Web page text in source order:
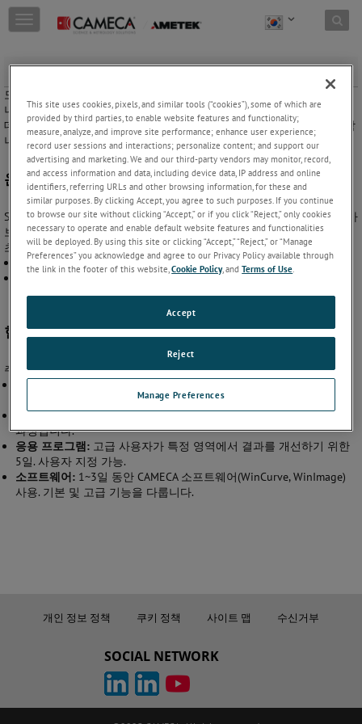
Skip to content
T
o
g
n
a
v
g
a
t
o
n
교육
모든 기기 및 경험 수준에 맞는 교육을 온라인 또는 실험실에서 제공합
니다. 우리의 목표는 장비를 효율적으로 작동하고 결과를 최적화하는
데 도움을 드리는 것입니다. CAMECA가 여러분의 학습 곡선을 가속화합
니다!
온라인 교육 - 손끝에서 지식을 얻으세요!
SIMS 또는 APT 기기의 주요 개념, 기술 및 응용 분야에 대해 자세히 알아
보세요. 필요에 맞는 매력적인 모듈로 자신의 속도에 맞춰 학습하세요.
초보자든 숙련된 사용자든 모두 만족할 수 있습니다!
SIMS 사용자를 위한 온라인 학습 플랫폼
APT 사용자를 위한 온라인 학습 플랫폼
현장 교육
주요 모듈은 다음과 같습니다:
기본 기기 작동:
신규 운영자를 위한 3~10일(보통 고객 사이트에서).
기본 작동 및 유지보수를 다룹니다.
유지보수 교육:숙련된 운영자가 분석 기술을 향상시키기 위한 5일
과정입니다.
응용 프로그램: 고급 사용자가 특정 영역에서 결과를 개선하기 위한
5일. 사용자 지정 가능.
소프트웨어: 1~3일 동안 CAMECA 소프트웨어(WinCurve, WinImage)
사용. 기본 및 고급 기능을 다룹니다.
개인 정보 정책 쿠키 정책 사이트 맵 수신거부
SOCIAL NETWORK
This site uses cookies, pixels, and similar tools (“cookies”), some of which are
provided by third parties, to enable website features and functionality;
measure, analyze, and improve site performance; enhance user experience;
record user sessions and interactions; personalize content; and support our
advertising and marketing. We and our third-party vendors may monitor, record,
and access information and data, including device data, IP address and online
identifiers, referring URLs and other browsing information, for these and
similar purposes. By clicking Accept, you agree to such purposes. If you continue
to browse our site without clicking “Accept,” or if you click “Reject,” only cookies
necessary to operate and enable default website features and functionalities
will be deployed. By using this site or clicking “Accept,” “Reject,” or “Manage
Preferences” you acknowledge and agree to our Privacy Policy available through
the link in the footer of this website,Cookie Policy, andTerms of Use.
Manage Preferences
Reject
Accept